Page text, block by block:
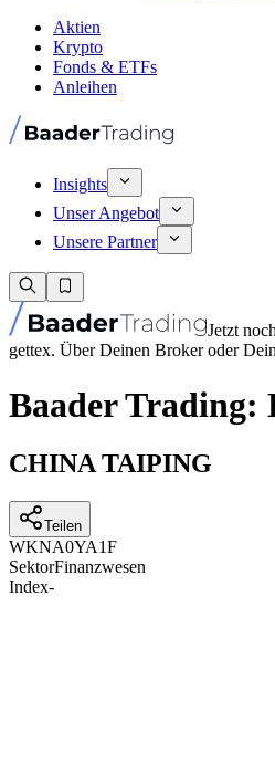
Aktien
Krypto
Fonds & ETFs
Anleihen
Insights
Unser Angebot
Unsere Partner
Jetzt
gettex. Über Deinen Broker oder
Baader Trading:
CHINA TAIPING
Teilen
WKNA0YA1F
SektorFinanzwesen
Index-